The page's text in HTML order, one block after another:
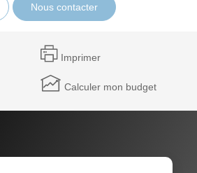
Nous contacter
Imprimer
Calculer mon budget